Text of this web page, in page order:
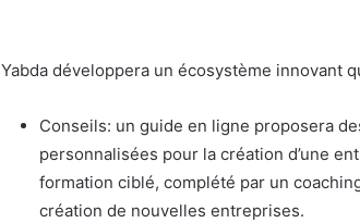
Yabda développera un écosystème innovant
Conseils: un guide en ligne proposera
personnalisées pour la création d’une
formation ciblé, complété par un
création de nouvelles entreprises.